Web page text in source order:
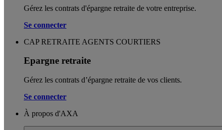
Gérez les contrats d'épargne retraite de votre entreprise.
Se connecter
CAP RETRAITE AGENTS COURTIERS
Epargne retraite
Gérez les contrats d’épargne retraite de vos clients.
Se connecter
À propos d'AXA